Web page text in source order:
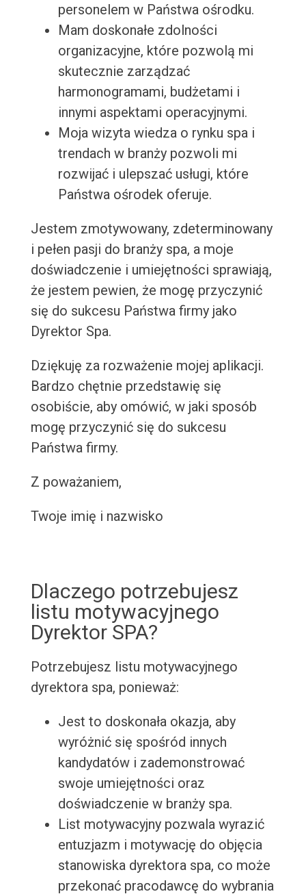
personelem w Państwa ośrodku.
Mam doskonałe zdolności
organizacyjne, które pozwolą mi
skutecznie zarządzać
harmonogramami, budżetami i
innymi aspektami operacyjnymi.
Moja wizyta wiedza o rynku spa i
trendach w branży pozwoli mi
rozwijać i ulepszać usługi, które
Państwa ośrodek oferuje.
Jestem zmotywowany, zdeterminowany
i pełen pasji do branży spa, a moje
doświadczenie i umiejętności sprawiają,
że jestem pewien, że mogę przyczynić
się do sukcesu Państwa firmy jako
Dyrektor Spa.
Dziękuję za rozważenie mojej aplikacji.
Bardzo chętnie przedstawię się
osobiście, aby omówić, w jaki sposób
mogę przyczynić się do sukcesu
Państwa firmy.
Z poważaniem,
Twoje imię i nazwisko
Dlaczego potrzebujesz
listu motywacyjnego
Dyrektor SPA?
Potrzebujesz listu motywacyjnego
dyrektora spa, ponieważ:
Jest to doskonała okazja, aby
wyróżnić się spośród innych
kandydatów i zademonstrować
swoje umiejętności oraz
doświadczenie w branży spa.
List motywacyjny pozwala wyrazić
entuzjazm i motywację do objęcia
stanowiska dyrektora spa, co może
przekonać pracodawcę do wybrania